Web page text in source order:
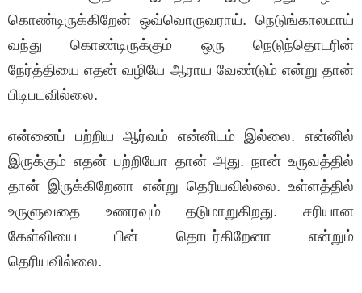
கொண்டிருக்கிறேன் ஒவ்வொருவராய். நெடுங்காலமாய்
வந்து கொண்டிருக்கும் ஒரு நெடுந்தொடரின்
நேர்த்தியை எதன் வழியே ஆராய வேண்டும் என்று தான்
பிடிபடவில்லை.
என்னைப் பற்றிய ஆர்வம் என்னிடம் இல்லை. என்னில்
இருக்கும் எதன் பற்றியோ தான் அது. நான் உருவத்தில்
தான் இருக்கிறேனா என்று தெரியவில்லை. உள்ளத்தில்
உருளுவதை உணரவும் தடுமாறுகிறது. சரியான
கேள்வியை பின் தொடர்கிறேனா என்றும்
தெரியவில்லை.